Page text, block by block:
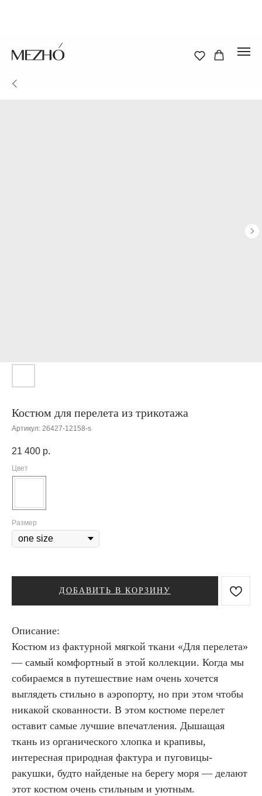
Костюм для перелета из трикотажа
Артикул: 26427-12158-s
21 400 р.
Цвет
Размер
ДОБАВИТЬ В КОРЗИНУ
Описание:
Костюм из фактурной мягкой ткани «Для перелета»
— самый комфортный в этой коллекции. Когда мы
собираемся в путешествие нам очень хочется
выглядеть стильно в аэропорту, но при этом чтобы
никакой скованности. В этом костюме перелет
оставит самые лучшие впечатления. Дышащая
ткань из органического хлопка и крапивы,
интересная природная фактура и пуговицы-
ракушки, будто найденые на берегу моря — делают
этот костюм очень стильным и уютным.